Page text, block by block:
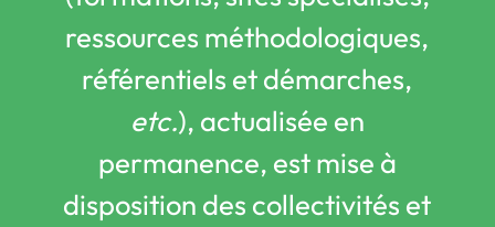
ressources méthodologiques,
référentiels et démarches,
etc.), actualisée en
permanence, est mise à
disposition des collectivités et